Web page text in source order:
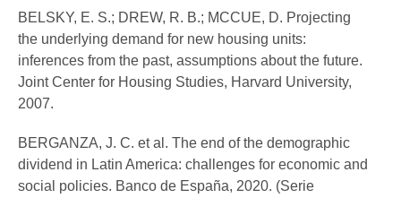
BELSKY, E. S.; DREW, R. B.; MCCUE, D. Projecting
the underlying demand for new housing units:
inferences from the past, assumptions about the future.
Joint Center for Housing Studies, Harvard University,
2007.
BERGANZA, J. C. et al. The end of the demographic
dividend in Latin America: challenges for economic and
social policies. Banco de España, 2020. (Serie